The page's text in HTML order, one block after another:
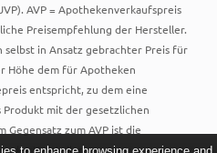
AVP = Apothekenverkaufspreis
Preisempfehlung der Hersteller.
selbst in Ansatz gebrachter Preis für
Höhe dem für Apotheken
entspricht, zu dem eine
Produkt mit der gesetzlichen
Gegensatz zum AVP ist die
der Hersteller.